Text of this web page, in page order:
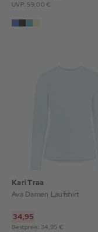
UVP: 59,00 €
Kari Traa
Ava Damen Laufshirt
34,95
Bestpreis: 34,95 €